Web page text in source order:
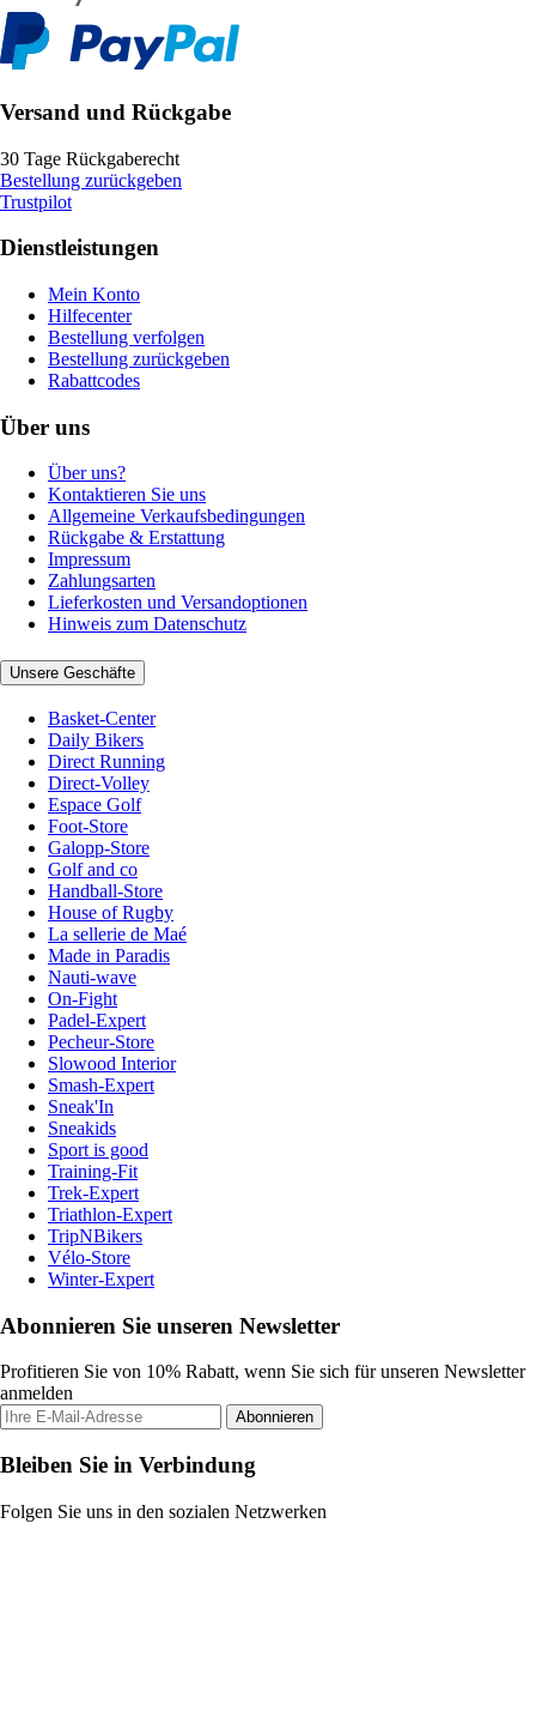
Versand und Rückgabe
30 Tage Rückgaberecht
Bestellung zurückgeben
Trustpilot
Dienstleistungen
Mein Konto
Hilfecenter
Bestellung verfolgen
Bestellung zurückgeben
Rabattcodes
Über uns
Über uns?
Kontaktieren Sie uns
Allgemeine Verkaufsbedingungen
Rückgabe & Erstattung
Impressum
Zahlungsarten
Lieferkosten und Versandoptionen
Hinweis zum Datenschutz
Unsere Geschäfte
Basket-Center
Daily Bikers
Direct Running
Direct-Volley
Espace Golf
Foot-Store
Galopp-Store
Golf and co
Handball-Store
House of Rugby
La sellerie de Maé
Made in Paradis
Nauti-wave
On-Fight
Padel-Expert
Pecheur-Store
Slowood Interior
Smash-Expert
Sneak'In
Sneakids
Sport is good
Training-Fit
Trek-Expert
Triathlon-Expert
TripNBikers
Vélo-Store
Winter-Expert
Abonnieren Sie unseren Newsletter
Profitieren Sie von 10% Rabatt, wenn Sie sich für unseren Newsletter
anmelden
Abonnieren
Bleiben Sie in Verbindung
Folgen Sie uns in den sozialen Netzwerken